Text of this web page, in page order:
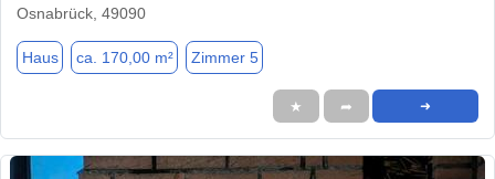
Osnabrück, 49090
Haus ca. 170,00 m² Zimmer 5
★ ➦ ➜